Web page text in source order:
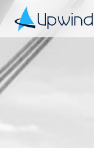
Upwind24